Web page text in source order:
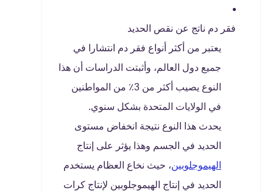
فقر دم ناتج عن نقص الحديد
يعتبر من أكثر أنواع فقر دم انتشارا في
جميع دول العالم، وأثبتت الدراسات أن هذا
النوع يصيب أكثر من 3٪ من المواطنين
في الولايات المتحدة بشكل سنوي.
يحدث هذا النوع نتيجة انخفاض مستوى
الحديد في الجسم وهذا يؤثر على إنتاج
الهيموجلوبين، حيث نخاع العظام يستخدم
الحديد في إنتاج الهيموجلوبين لإنتاج كرات